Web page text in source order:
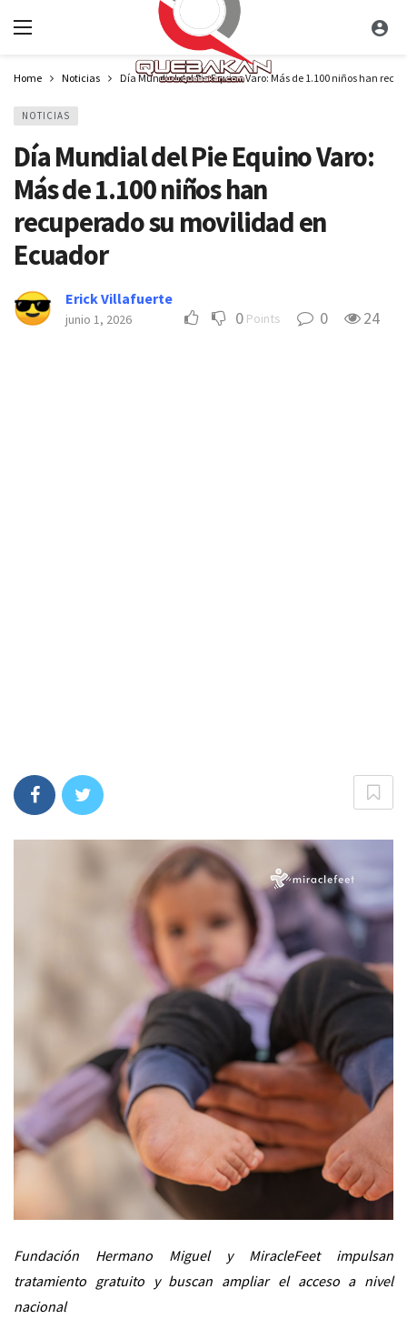
Home Noticias Día Mundial del Pie Equino Varo: Más de 1.100 niños han
NOTICIAS
Día Mundial del Pie Equino Varo:
Más de 1.100 niños han
recuperado su movilidad en
Ecuador
Erick Villafuerte
junio 1, 2026 0 Points 0 24
Fundación Hermano Miguel y MiracleFeet impulsan
tratamiento gratuito y buscan ampliar el acceso a nivel
nacional